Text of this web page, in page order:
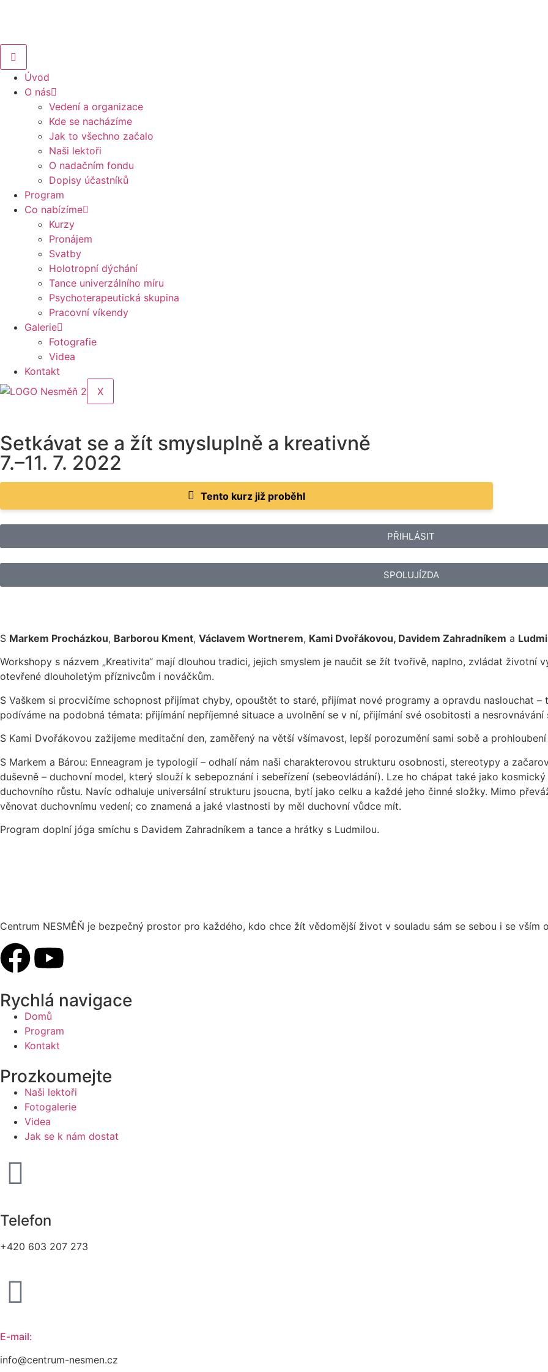
Úvod
O nás
Vedení a organizace
Kde se nacházíme
Jak to všechno začalo
Naši lektoři
O nadačním fondu
Dopisy účastníků
Program
Co nabízíme
Kurzy
Pronájem
Svatby
Holotropní dýchání
Tance univerzálního míru
Psychoterapeutická skupina
Pracovní víkendy
Galerie
Fotografie
Videa
Kontakt
X
Setkávat se a žít smysluplně a kreativně
7.–11. 7. 2022
Tento kurz již proběhl
PŘIHLÁSIT
SPOLUJÍZDA
S Markem Procházkou, Barborou Kment, Václavem Wortnerem, Kami Dvořákovou, Davidem Zahradníkem a
Workshopy s názvem „Kreativita“ mají dlouhou tradici, jejich smyslem je naučit se žít tvořivě, naplno, zvládat
otevřené dlouholetým příznivcům i nováčkům.
S Vaškem si procvičíme schopnost přijímat chyby, opouštět to staré, přijímat nové programy a opravdu naslouchat
podíváme na podobná témata: přijímání nepříjemné situace a uvolnění se v ní, přijímání své osobitosti a nesrovnávání
S Kami Dvořákovou zažijeme meditační den, zaměřený na větší všímavost, lepší porozumění sami sobě a
S Markem a Bárou: Enneagram je typologií – odhalí nám naši charakterovou strukturu osobnosti, stereotypy a
duševně – duchovní model, který slouží k sebepoznání i sebeřízení (sebeovládání). Lze ho chápat také jako
duchovního růstu. Navíc odhaluje universální strukturu jsoucna, bytí jako celku a každé jeho činné složky. Mimo
věnovat duchovnímu vedení; co znamená a jaké vlastnosti by měl duchovní vůdce mít.
Program doplní jóga smíchu s Davidem Zahradníkem a tance a hrátky s Ludmilou.
Centrum NESMĚŇ je bezpečný prostor pro každého, kdo chce žít vědomější život v souladu sám se sebou i se vším
Rychlá navigace
Domů
Program
Kontakt
Prozkoumejte
Naši lektoři
Fotogalerie
Videa
Jak se k nám dostat
Telefon
+420 603 207 273
E-mail:
info@centrum-nesmen.cz